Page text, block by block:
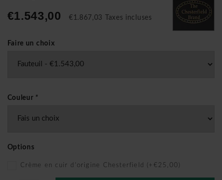
€1.543,00 €1.867,03 Taxes incluses
Faire un choix
Couleur *
Options
Crème en cuir d'origine Chesterfield (+€25,00)